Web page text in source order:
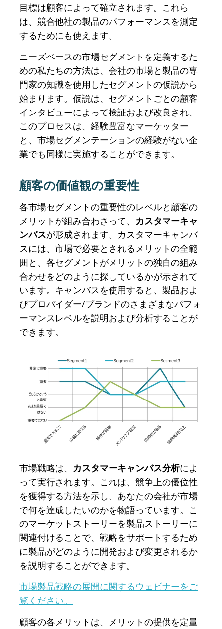
目標は顧客によって確立されます。これら
は、競合他社の製品のパフォーマンスを測定
するためにも使えます。
ニーズベースの市場セグメントを定義するた
めの私たちの方法は、会社の市場と製品の専
門家の知識を使用したセグメントの仮説から
始まります。仮説は、セグメントごとの顧客
インタビューによって検証および改良され、
このプロセスは、経験豊富なマーケッター
と、市場セグメンテーションの経験がない企
業でも同様に実施することができます。
顧客の価値観の重要性
各市場セグメントの重要性のレベルと顧客の
メリットが組み合わさって、 カスタマーキャ
ンバスが形成されます。カスタマーキャンバ
スには、市場で必要とされるメリットの全範
囲と、各セグメントがメリットの独自の組み
合わせをどのように探しているかが示されて
います。キャンバスを使用すると、製品およ
びプロバイダー/ブランドのさまざまなパフォ
ーマンスレベルを説明および分析することが
できます。
市場戦略は、 カスタマーキャンバス分析によ
って実行されます。これは、競争上の優位性
を獲得する方法を示し、あなたの会社が市場
で何を達成したいのかを物語っています。こ
のマーケットストーリーを製品ストーリーに
関連付けることで、戦略をサポートするため
に製品がどのように開発および変更されるか
を説明することができます。
市場製品戦略の展開に関するウェビナーをご
覧ください。
顧客の各メリットは、メリットの提供を定量